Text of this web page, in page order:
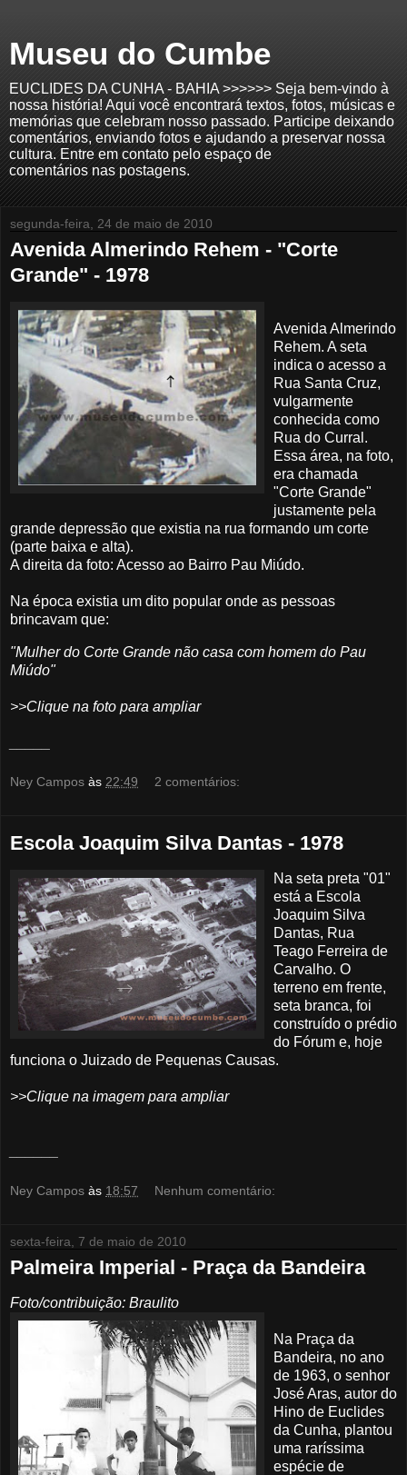
Museu do Cumbe
EUCLIDES DA CUNHA - BAHIA >>>>>> Seja bem-vindo à
nossa história! Aqui você encontrará textos, fotos, músicas e
memórias que celebram nosso passado. Participe deixando
comentários, enviando fotos e ajudando a preservar nossa
cultura. Entre em contato pelo espaço de
comentários nas postagens.
segunda-feira, 24 de maio de 2010
Avenida Almerindo Rehem - "Corte
Grande" - 1978
Avenida Almerindo
Rehem. A seta
indica o acesso a
Rua Santa Cruz,
vulgarmente
conhecida como
Rua do Curral.
Essa área, na foto,
era chamada
"Corte Grande"
justamente pela
grande depressão que existia na rua formando um corte
(parte baixa e alta).
A direita da foto: Acesso ao Bairro Pau Miúdo.
Na época existia um dito popular onde as pessoas
brincavam que:
"Mulher do Corte Grande não casa com homem do Pau
Miúdo"
>>Clique na foto para ampliar
Ney Campos às 22:49 2 comentários:
Escola Joaquim Silva Dantas - 1978
Na seta preta "01"
está a Escola
Joaquim Silva
Dantas, Rua
Teago Ferreira de
Carvalho. O
terreno em frente,
seta branca, foi
construído o prédio
do Fórum e, hoje
funciona o Juizado de Pequenas Causas.
>>Clique na imagem para ampliar
Ney Campos às 18:57 Nenhum comentário:
sexta-feira, 7 de maio de 2010
Palmeira Imperial - Praça da Bandeira
Foto/contribuição: Braulito
Na Praça da
Bandeira, no ano
de 1963, o senhor
José Aras, autor do
Hino de Euclides
da Cunha, plantou
uma raríssima
espécie de